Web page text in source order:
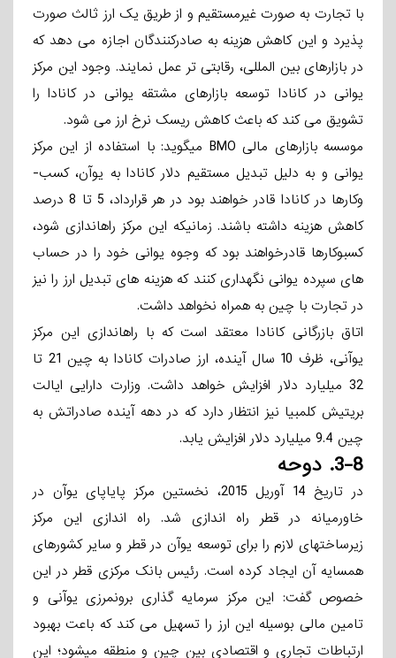
با تجارت به صورت غیرمستقیم و از طریق یک ارز ثالث صورت
پذیرد و این کاهش هزینه به صادرکنندگان اجازه می­ دهد که
در بازارهای بین ­المللی، رقابتی­ تر عمل نمایند. وجود این مرکز
یوانی در کانادا توسعه­ بازارهای مشتقه یوانی در کانادا را
تشویق می­ کند که باعث کاهش ریسک نرخ ارز می ­شود.
موسسه بازارهای مالی BMO می­گوید: با استفاده از این مرکز
یوانی و به دلیل تبدیل مستقیم دلار کانادا به یوآن، کسب­
وکارها در کانادا قادر خواهند بود در هر قرارداد، 5 تا 8 درصد
کاهش هزینه داشته باشند. زمانیکه این مرکز راه­اندازی شود،
کسب­وکارها قادرخواهند بود که وجوه یوانی خود را در حساب
های سپرده یوانی نگهداری کنند که هزینه ­های تبدیل ارز را نیز
در تجارت با چین به همراه نخواهد داشت.
اتاق بازرگانی کانادا معتقد است که با راه­اندازی این مرکز
یوآنی، ظرف 10 سال آینده، ارز صادرات کانادا به چین 21 تا
32 میلیارد دلار افزایش خواهد داشت. وزارت دارایی ایالت
بریتیش کلمبیا نیز انتظار دارد که در دهه آینده صادراتش به
چین 9.4 میلیارد دلار افزایش یابد.
3-8. دوحه
در تاریخ 14 آوریل 2015، نخستین مرکز پایاپای یوآن در
خاورمیانه در قطر راه ­اندازی شد. راه­ اندازی این مرکز
زیرساختهای لازم را برای توسعه یوآن در قطر و سایر کشورهای
همسایه آن ایجاد کرده است. رئیس بانک مرکزی قطر در این
خصوص گفت: این مرکز سرمایه­­ گذاری برون­مرزی یوآنی و
تامین مالی بوسیله این ارز را تسهیل می­ کند که باعت بهبود
ارتباطات تجاری و اقتصادی بین چین و منطقه می­شود؛ این